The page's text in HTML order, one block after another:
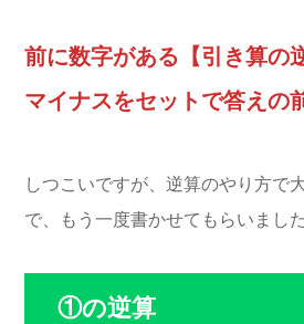
前に数字がある【引き算の
マイナスをセットで答えの
しつこいですが、逆算のやり方で
で、もう一度書かせてもらいました
①の逆算